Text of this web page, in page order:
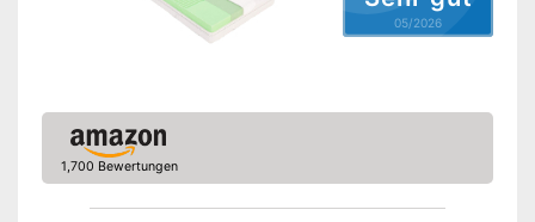
Reißverschluss
05/2026
1,700 Bewertungen